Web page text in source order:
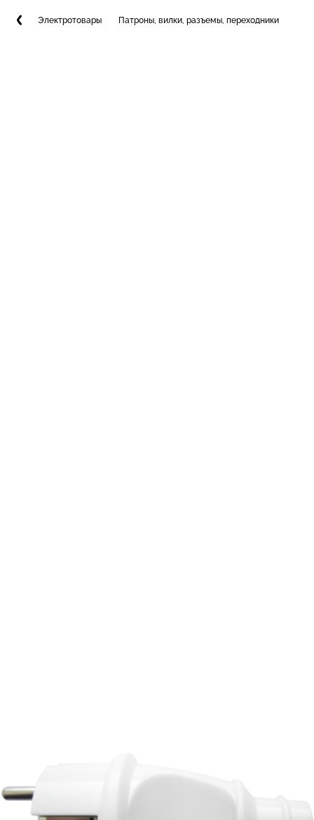
Электротовары Патроны, вилки, разъемы, переходники